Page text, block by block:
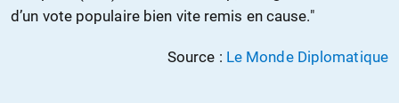
d’un vote populaire bien vite remis en cause."
Source : Le Monde Diplomatique